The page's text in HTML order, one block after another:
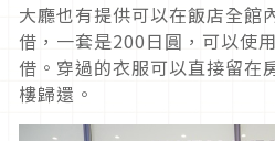
大廳也有提供可以在飯店全館
借，一套是200日圓，可以使
借。穿過的衣服可以直接留在
樓歸還。